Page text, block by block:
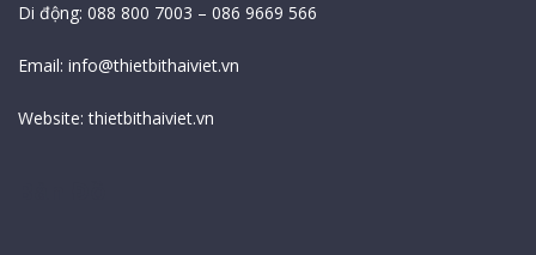
Di động: 088 800 7003 – 086 9669 566
Email: info@thietbithaiviet.vn
Website:thietbithaiviet.vn